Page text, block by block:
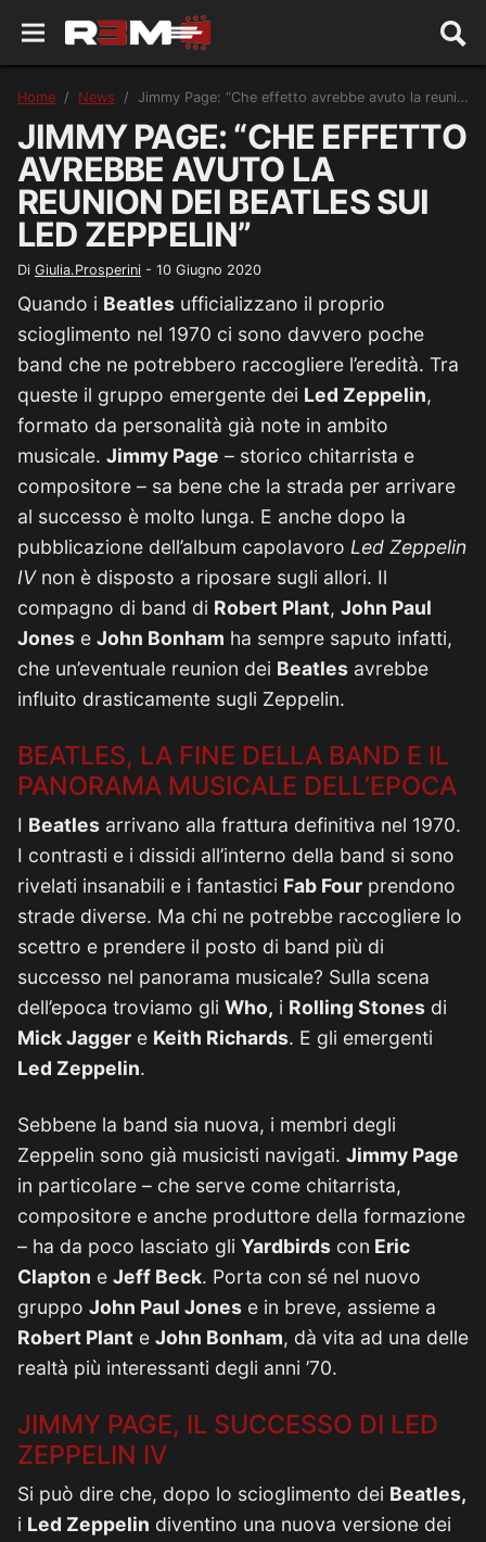
Home News Jimmy Page: “Che effetto avrebbe avuto la reunion dei Beatles sui Led Zeppelin”
JIMMY PAGE: “CHE EFFETTO
AVREBBE AVUTO LA
REUNION DEI BEATLES SUI
LED ZEPPELIN”
Di Giulia.Prosperini - 10 Giugno 2020
Quando i Beatles ufficializzano il proprio
scioglimento nel 1970 ci sono davvero poche
band che ne potrebbero raccogliere l’eredità. Tra
queste il gruppo emergente dei Led Zeppelin,
formato da personalità già note in ambito
musicale. Jimmy Page – storico chitarrista e
compositore – sa bene che la strada per arrivare
al successo è molto lunga. E anche dopo la
pubblicazione dell’album capolavoro Led Zeppelin
IVnon è disposto a riposare sugli allori. Il
compagno di band di Robert Plant, John Paul
Jones e John Bonham ha sempre saputo infatti,
che un’eventuale reunion dei Beatles avrebbe
influito drasticamente sugli Zeppelin.
BEATLES, LA FINE DELLA BAND E IL
PANORAMA MUSICALE DELL’EPOCA
I Beatles arrivano alla frattura definitiva nel 1970.
I contrasti e i dissidi all’interno della band si sono
rivelati insanabili e i fantastici Fab Four prendono
strade diverse. Ma chi ne potrebbe raccogliere lo
scettro e prendere il posto di band più di
successo nel panorama musicale? Sulla scena
dell’epoca troviamo gli Who, i Rolling Stones di
Mick Jagger e Keith Richards. E gli emergenti
Led Zeppelin.
Sebbene la band sia nuova, i membri degli
Zeppelin sono già musicisti navigati. Jimmy Page
in particolare – che serve come chitarrista,
compositore e anche produttore della formazione
– ha da poco lasciato gli Yardbirds con Eric
Clapton e Jeff Beck. Porta con sé nel nuovo
gruppo John Paul Jones e in breve, assieme a
Robert Plant e John Bonham, dà vita ad una delle
realtà più interessanti degli anni ’70.
JIMMY PAGE, IL SUCCESSO DI LED
ZEPPELIN IV
Si può dire che, dopo lo scioglimento dei Beatles,
i Led Zeppelin diventino una nuova versione dei